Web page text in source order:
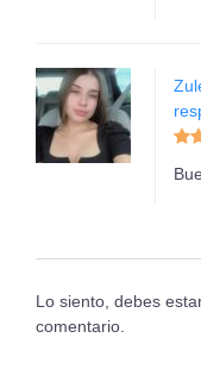
Lo siento, debes
comentario.